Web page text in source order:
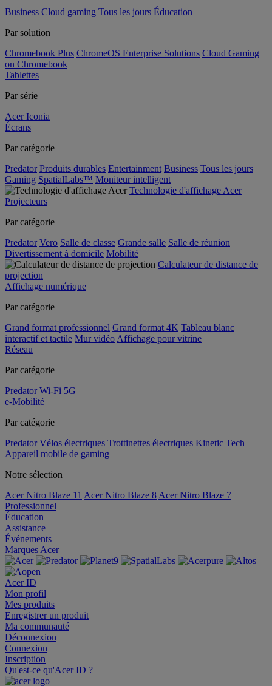
Business Cloud gaming Tous les jours Éducation
Par solution
Chromebook Plus ChromeOS Enterprise Solutions Cloud Gaming
on Chromebook
Tablettes
Par série
Acer Iconia
Écrans
Par catégorie
Predator Produits durables Entertainment Business Tous les jours
Gaming SpatialLabs™ Moniteur intelligent
Technologie d'affichage Acer
Projecteurs
Par catégorie
Predator Vero Salle de classe Grande salle Salle de réunion
Divertissement à domicile Mobilité
Calculateur de distance de
projection
Affichage numérique
Par catégorie
Grand format professionnel Grand format 4K Tableau blanc
interactif et tactile Mur vidéo Affichage pour vitrine
Réseau
Par catégorie
Predator Wi-Fi 5G
e-Mobilité
Par catégorie
Predator Vélos électriques Trottinettes électriques Kinetic Tech
Appareil mobile de gaming
Notre sélection
Acer Nitro Blaze 11 Acer Nitro Blaze 8 Acer Nitro Blaze 7
Professionnel
Éducation
Assistance
Événements
Marques Acer
Acer ID
Mon profil
Mes produits
Enregistrer un produit
Ma communauté
Déconnexion
Connexion
Inscription
Qu'est-ce qu'Acer ID ?